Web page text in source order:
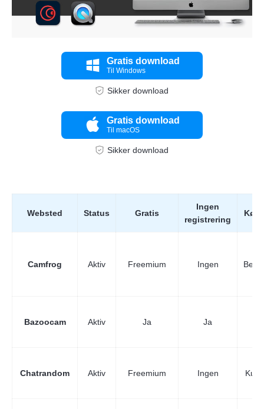
Gratis download
Til Windows
Sikker download
Gratis download
Til macOS
Sikker download
Websted Status Gratis
Ingen
registrering
Camfrog Aktiv Freemium Ingen
Bazoocam Aktiv Ja Ja
Chatrandom Aktiv Freemium Ingen Kun